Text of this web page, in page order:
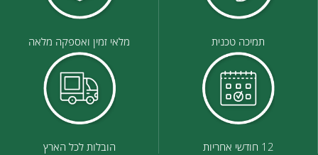
תמיכה טכנית מלאי זמין ואספקה מלאה
12 חודשי אחריות הובלות לכל הארץ